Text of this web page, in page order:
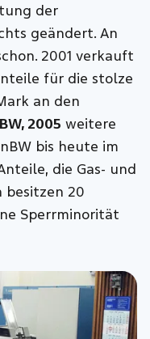
der
geändert. An
2001 verkauft
für die stolze
an den
2005 weitere
bis heute im
die Gas- und
besitzen 20
Sperrminorität